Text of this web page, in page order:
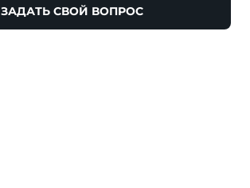
ЗАДАТЬ СВОЙ ВОПРОС